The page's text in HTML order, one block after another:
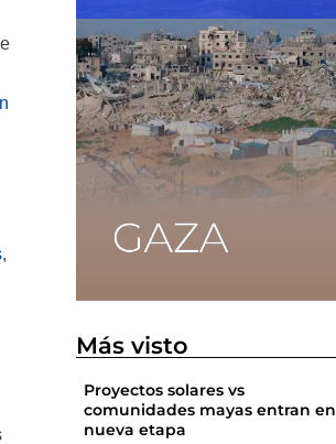
,
Más visto
Proyectos solares vs
comunidades mayas entran en
nueva etapa